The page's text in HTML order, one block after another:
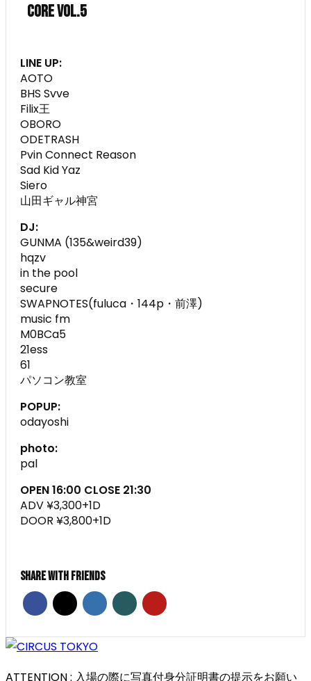
CORE vol.5
LINE UP:
AOTO
BHS Svve
Filix王
OBORO
ODETRASH
Pvin Connect Reason
Sad Kid Yaz
Siero
山田ギャル神宮
DJ:
GUNMA (135&weird39)
hqzv
in the pool
secure
SWAPNOTES(fuluca・144p・前澤)
music fm
M0BCa5
21ess
61
パソコン教室
POPUP:
odayoshi
photo:
pal
OPEN 16:00 CLOSE 21:30
ADV ¥3,300+1D
DOOR ¥3,800+1D
Share With Friends
ATTENTION : 入場の際に写真付身分証明書の提示をお願い